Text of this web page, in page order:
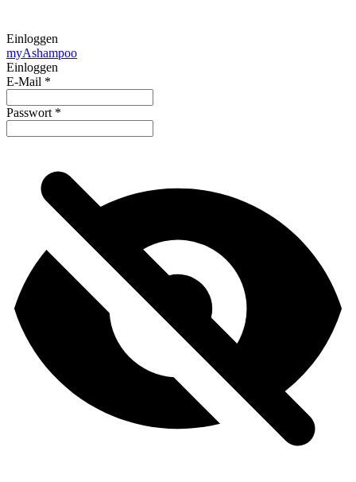
Einloggen
myAshampoo
Einloggen
E-Mail *
Passwort *